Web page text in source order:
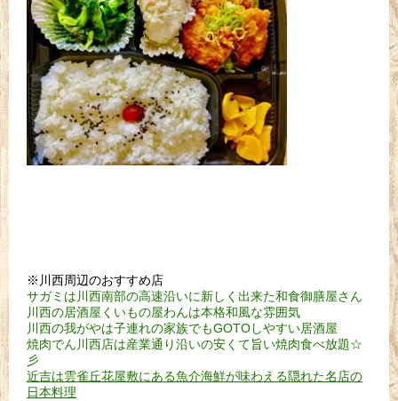
※川西周辺のおすすめ店
サガミは川西南部の高速沿いに新しく出来た和食御膳屋さん
川西の居酒屋くいもの屋わんは本格和風な雰囲気
川西の我がやは子連れの家族でもGOTOしやすい居酒屋
焼肉でん川西店は産業通り沿いの安くて旨い焼肉食べ放題☆
彡
近吉は雲雀丘花屋敷にある魚介海鮮が味わえる隠れた名店の
日本料理